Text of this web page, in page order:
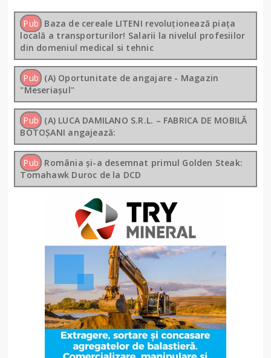
Pub Baza de cereale LITENI revoluționează piața
locală a transporturilor! Salarii la nivelul profesiilor
din domeniul medical si tehnic
Pub (A) Oportunitate de angajare - Magazin
"Meseriașul"
Pub (A) LUCA DAMILANO S.R.L. – FABRICA DE MOBILĂ
BOTOȘANI angajează:
Pub România și-a desemnat primul Golden Steak:
Tomahawk Duroc de la DCD